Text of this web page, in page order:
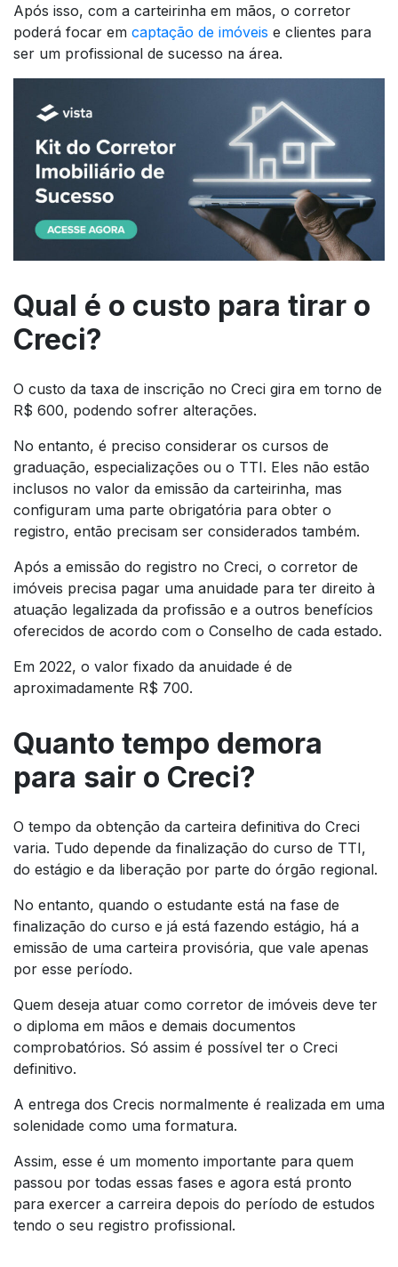
Após isso, com a carteirinha em mãos, o corretor
poderá focar em captação de imóveis e clientes para
ser um profissional de sucesso na área.
Qual é o custo para tirar o
Creci?
O custo da taxa de inscrição no Creci gira em torno de
R$ 600, podendo sofrer alterações.
No entanto, é preciso considerar os cursos de
graduação, especializações ou o TTI. Eles não estão
inclusos no valor da emissão da carteirinha, mas
configuram uma parte obrigatória para obter o
registro, então precisam ser considerados também.
Após a emissão do registro no Creci, o corretor de
imóveis precisa pagar uma anuidade para ter direito à
atuação legalizada da profissão e a outros benefícios
oferecidos de acordo com o Conselho de cada estado.
Em 2022, o valor fixado da anuidade é de
aproximadamente R$ 700.
Quanto tempo demora
para sair o Creci?
O tempo da obtenção da carteira definitiva do Creci
varia. Tudo depende da finalização do curso de TTI,
do estágio e da liberação por parte do órgão regional.
No entanto, quando o estudante está na fase de
finalização do curso e já está fazendo estágio, há a
emissão de uma carteira provisória, que vale apenas
por esse período.
Quem deseja atuar como corretor de imóveis deve ter
o diploma em mãos e demais documentos
comprobatórios. Só assim é possível ter o Creci
definitivo.
A entrega dos Crecis normalmente é realizada em uma
solenidade como uma formatura.
Assim, esse é um momento importante para quem
passou por todas essas fases e agora está pronto
para exercer a carreira depois do período de estudos
tendo o seu registro profissional.